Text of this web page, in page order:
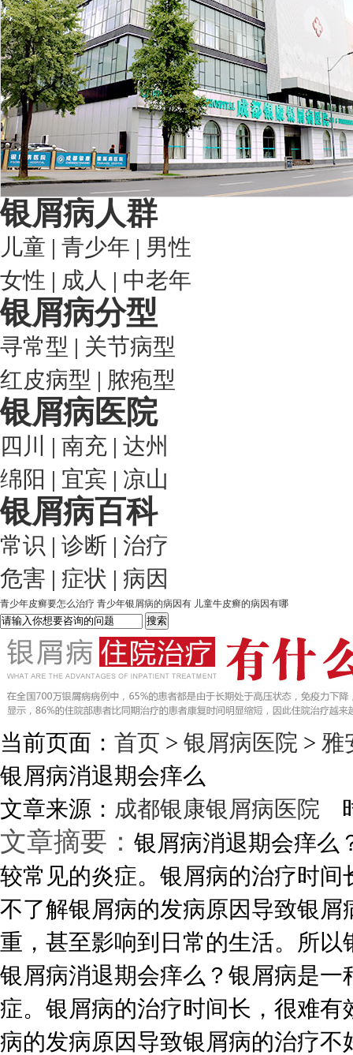
银屑病人群
儿童 | 青少年 | 男性
女性 | 成人 | 中老年
银屑病分型
寻常型 | 关节病型
红皮病型 | 脓疱型
银屑病医院
四川 | 南充 | 达州
绵阳 | 宜宾 | 凉山
银屑病百科
常识 | 诊断 | 治疗
危害 | 症状 | 病因
青少年皮癣要怎么治疗 青少年银屑病的病因有 儿童牛皮癣的病因有哪
当前页面： 首页 > 银屑病医院 > 雅
银屑病消退期会痒么
文章来源： 成都银康银屑病医院
文章摘要： 银屑病消退期会痒么
较常见的炎症。银屑病的治疗时
不了解银屑病的发病原因导致银
重，甚至影响到日常的生活。所以
银屑病消退期会痒么？银屑病是
症。银屑病的治疗时间长，很难
病的发病原因导致银屑病的治疗